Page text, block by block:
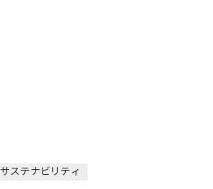
サステナビリティ